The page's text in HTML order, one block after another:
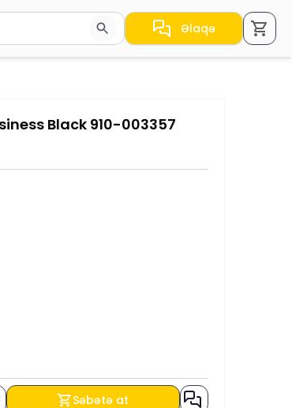
arasında keçid etmək üçün ox
Əlaqə
Black 910-003357
Səbətə at